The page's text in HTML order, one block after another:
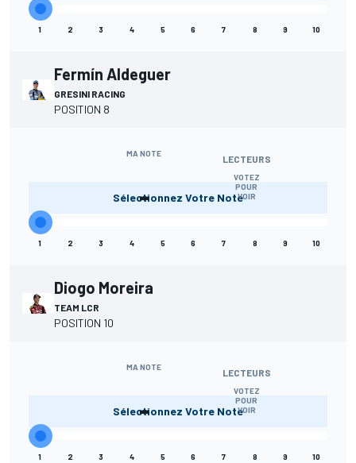
1 2 3 4 5 6 7 8 9 10
Fermín Aldeguer
GRESINI RACING
POSITION 8
MA NOTE
-
LECTEURS
VOTEZ
POUR
VOIR
Sélectionnez Votre Note
1 2 3 4 5 6 7 8 9 10
Diogo Moreira
TEAM LCR
POSITION 10
MA NOTE
-
LECTEURS
VOTEZ
POUR
VOIR
Sélectionnez Votre Note
1 2 3 4 5 6 7 8 9 10